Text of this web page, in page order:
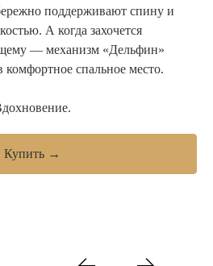
поддерживают спину и
А когда захочется
— механизм «Дельфин»
комфортное спальное место.
Купить →